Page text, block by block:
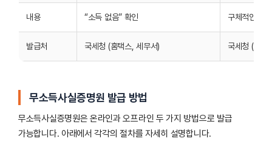
내용 “소득 없음” 확인 구체적인 소
발급처 국세청 (홈택스, 세무서) 국세청 (홈택
무소득사실증명원 발급 방법
무소득사실증명원은 온라인과 오프라인 두 가지 방법으로 발급
가능합니다. 아래에서 각각의 절차를 자세히 설명합니다.